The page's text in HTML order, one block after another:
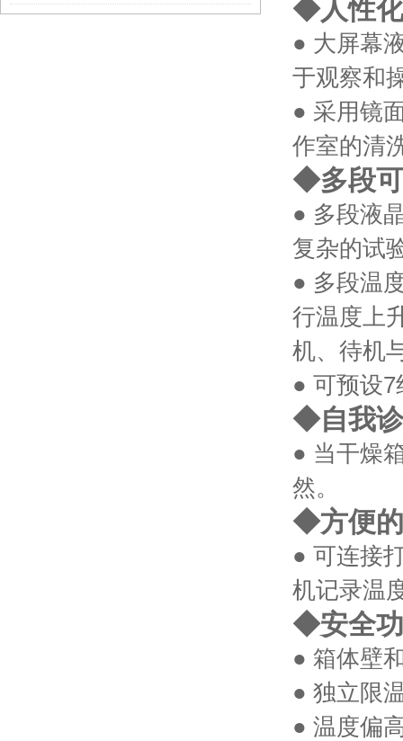
◆人性
● 大屏幕
于观察和
● 采用镜
作室的清
◆多段
● 多段液
复杂的试
● 多段温
行温度上
机、待机
● 可预设7
◆自我
● 当干燥
然。
◆方便
● 可连接
机记录温
◆安全
● 箱体壁
● 独立限
● 温度偏